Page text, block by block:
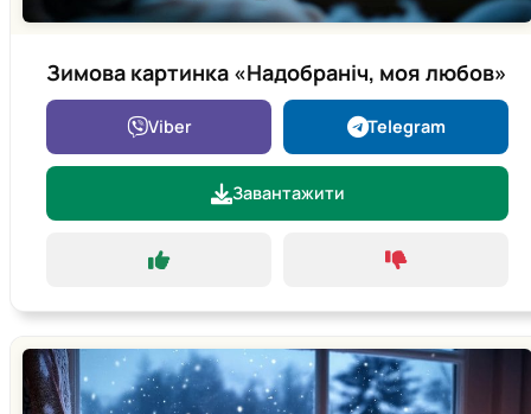
Зимова картинка «Надобраніч, моя любов»
Viber Telegram
Завантажити